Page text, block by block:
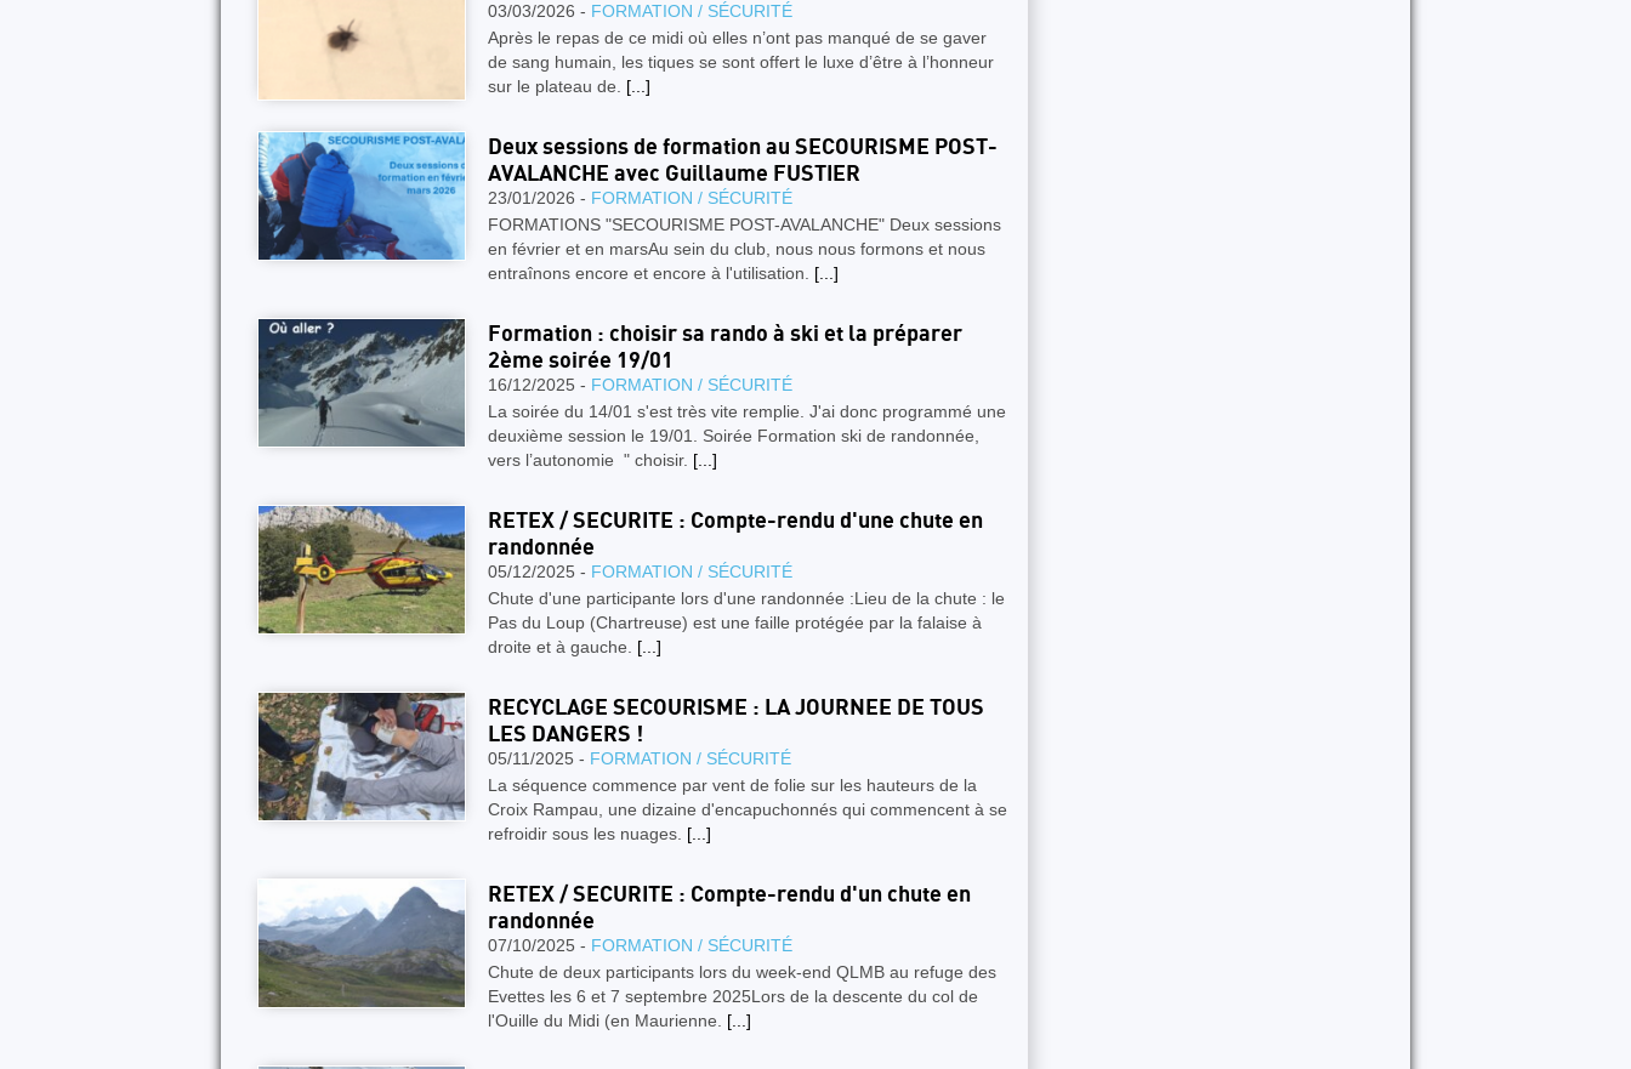
03/03/2026 - FORMATION / SÉCURITÉ
Après le repas de ce midi où elles n’ont pas manqué de se gaver
de sang humain, les tiques se sont offert le luxe d’être à l’honneur
sur le plateau de. [...]
Deux sessions de formation au SECOURISME POST-
AVALANCHE avec Guillaume FUSTIER
23/01/2026 - FORMATION / SÉCURITÉ
FORMATIONS "SECOURISME POST-AVALANCHE" Deux sessions
en février et en marsAu sein du club, nous nous formons et nous
entraînons encore et encore à l'utilisation. [...]
Formation : choisir sa rando à ski et la préparer
2ème soirée 19/01
16/12/2025 - FORMATION / SÉCURITÉ
La soirée du 14/01 s'est très vite remplie. J'ai donc programmé une
deuxième session le 19/01. Soirée Formation ski de randonnée,
vers l’autonomie " choisir. [...]
RETEX / SECURITE : Compte-rendu d'une chute en
randonnée
05/12/2025 - FORMATION / SÉCURITÉ
Chute d'une participante lors d'une randonnée :Lieu de la chute : le
Pas du Loup (Chartreuse) est une faille protégée par la falaise à
droite et à gauche. [...]
RECYCLAGE SECOURISME : LA JOURNEE DE TOUS
LES DANGERS !
05/11/2025 - FORMATION / SÉCURITÉ
La séquence commence par vent de folie sur les hauteurs de la
Croix Rampau, une dizaine d'encapuchonnés qui commencent à se
refroidir sous les nuages. [...]
RETEX / SECURITE : Compte-rendu d'un chute en
randonnée
07/10/2025 - FORMATION / SÉCURITÉ
Chute de deux participants lors du week-end QLMB au refuge des
Evettes les 6 et 7 septembre 2025Lors de la descente du col de
l'Ouille du Midi (en Maurienne. [...]